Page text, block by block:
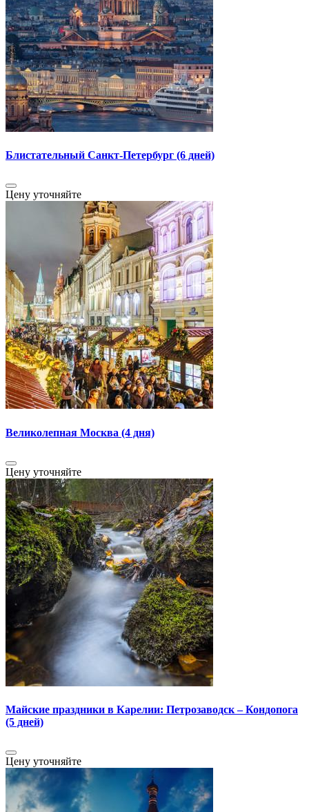
Блистательный Санкт-Петербург (6 дней)
Цену уточняйте
Великолепная Москва (4 дня)
Цену уточняйте
Майские праздники в Карелии: Петрозаводск – Кондопога
(5 дней)
Цену уточняйте